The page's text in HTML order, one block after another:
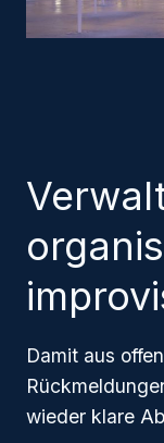
Damit aus
wieder klare